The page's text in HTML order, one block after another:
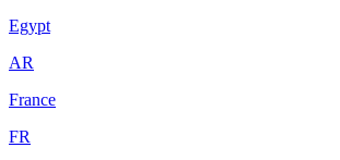
Egypt
AR
France
FR